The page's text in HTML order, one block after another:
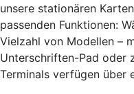
unsere stationären
passenden Funktionen:
Vielzahl von Modellen –
Unterschriften-Pad oder
Terminals verfügen über